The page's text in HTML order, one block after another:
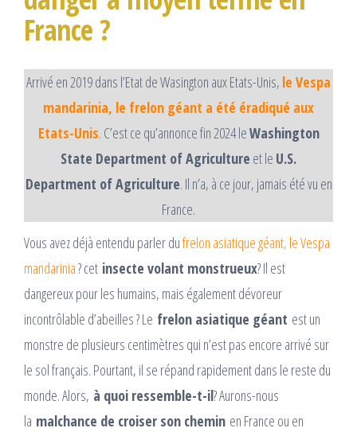
France ?
Arrivé en 2019 dans l’Etat de Wasington aux Etats-Unis, le Vespa
mandarinia, le frelon géant a été éradiqué aux
Etats-Unis. C’est ce qu’annonce fin 2024 leWashington
State Department of Agriculture et le U.S.
Department of Agriculture. Il n’a, à ce jour, jamais été vu en
France.
Vous avez déjà entendu parler dufrelon asiatique géant, le Vespa
mandarinia? cet insecte volant monstrueux? Il est
dangereux pour les humains, mais également dévoreur
incontrôlable d’abeilles ? Le frelon asiatique géant est un
monstre de plusieurs centimètres qui n’est pas encore arrivé sur
le sol français. Pourtant, il se répand rapidement dans le reste du
monde. Alors, à quoi ressemble-t-il? Aurons-nous
la malchance de croiser son chemin en France ou en